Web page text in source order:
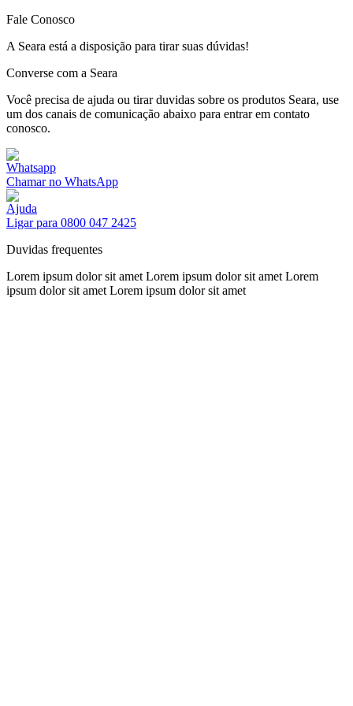
Fale Conosco
A Seara está a disposição para tirar suas dúvidas!
Converse com a Seara
Você precisa de ajuda ou tirar duvidas sobre os produtos Seara, use
um dos canais de comunicação abaixo para entrar em contato
conosco.
Chamar no WhatsApp
Ligar para 0800 047 2425
Duvidas frequentes
Lorem ipsum dolor sit amet Lorem ipsum dolor sit amet Lorem
ipsum dolor sit amet Lorem ipsum dolor sit amet